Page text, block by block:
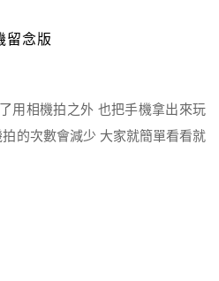
留念版
用相機拍之外 也把手機拿出來玩
的次數會減少 大家就簡單看看就